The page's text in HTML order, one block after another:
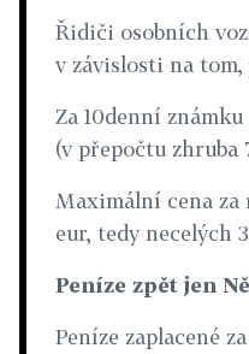
Řidiči osobních
v závislosti na
Za 10denní
(v přepočtu zhruba
Maximální cena za
eur, tedy necelých
Peníze zpět jen
Peníze zaplacené